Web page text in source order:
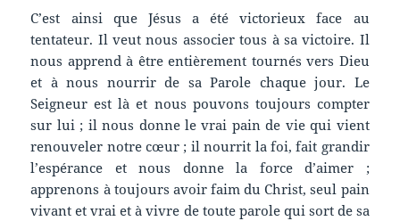
C’est ainsi que Jésus a été victorieux face au
tentateur. Il veut nous associer tous à sa victoire. Il
nous apprend à être entièrement tournés vers Dieu
et à nous nourrir de sa Parole chaque jour. Le
Seigneur est là et nous pouvons toujours compter
sur lui ; il nous donne le vrai pain de vie qui vient
renouveler notre cœur ; il nourrit la foi, fait grandir
l’espérance et nous donne la force d’aimer ;
apprenons à toujours avoir faim du Christ, seul pain
vivant et vrai et à vivre de toute parole qui sort de sa